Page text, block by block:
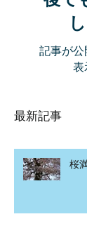
最新記事
記事が
表
桜